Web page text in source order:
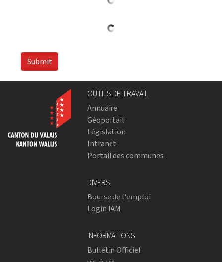
Submit
OUTILS DE TRAVAIL
Annuaire
Géoportail
Législation
Intranet
Portail des communes
DIVERS
Bourse de l'emploi
Login IAM
INFORMATIONS
Bulletin Officiel